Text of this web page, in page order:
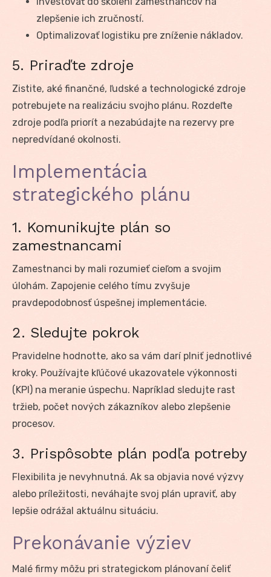
zlepšenie ich zručností.
Optimalizovať logistiku pre zníženie nákladov.
5. Priraďte zdroje
Zistite, aké finančné, ľudské a technologické zdroje
potrebujete na realizáciu svojho plánu. Rozdeľte
zdroje podľa priorít a nezabúdajte na rezervy pre
nepredvídané okolnosti.
Implementácia
strategického plánu
1. Komunikujte plán so
zamestnancami
Zamestnanci by mali rozumieť cieľom a svojim
úlohám. Zapojenie celého tímu zvyšuje
pravdepodobnosť úspešnej implementácie.
2. Sledujte pokrok
Pravidelne hodnotte, ako sa vám darí plniť jednotlivé
kroky. Používajte kľúčové ukazovatele výkonnosti
(KPI) na meranie úspechu. Napríklad sledujte rast
tržieb, počet nových zákazníkov alebo zlepšenie
procesov.
3. Prispôsobte plán podľa potreby
Flexibilita je nevyhnutná. Ak sa objavia nové výzvy
alebo príležitosti, neváhajte svoj plán upraviť, aby
lepšie odrážal aktuálnu situáciu.
Prekonávanie výziev
Malé firmy môžu pri strategickom plánovaní čeliť